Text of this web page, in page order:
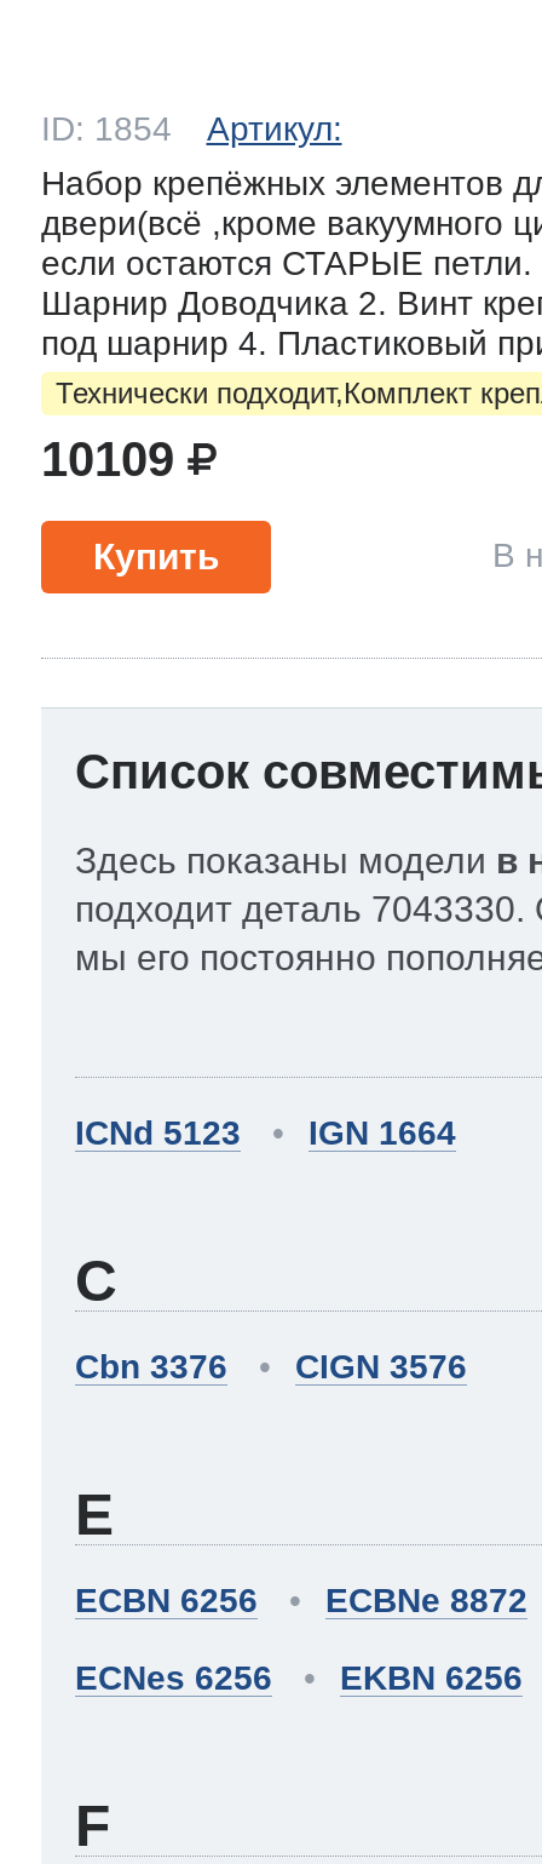
ID: 1854
Артикул:
Набор крепёжных элементов
двери(всё ,кроме вакуумного
если остаются СТАРЫЕ петли.
Шарнир Доводчика 2. Винт
под шарнир 4. Пластиковый
Технически подходит,Комплект
Купить
10109
В
Список
Здесь показаны модели в
подходит деталь
мы его постоянно
ICNd 5123 IGN 1664
C
Cbn 3376 CIGN 3576
E
ECBN 6256 ECBNe 8872
ECNes 6256 EKBN 6256
F